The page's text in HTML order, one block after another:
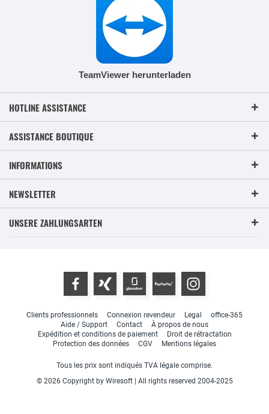
TeamViewer herunterladen
HOTLINE ASSISTANCE
ASSISTANCE BOUTIQUE
INFORMATIONS
NEWSLETTER
UNSERE ZAHLUNGSARTEN
Clients professionnels Connexion revendeur Legal
office-365
Aide / Support
Contact
À propos de nous
Expédition et conditions de paiement
Droit de rétractation
Protection des données
CGV Mentions légales
Tous les prix sont indiqués TVA légale comprise.
© 2026 Copyright by Wiresoft | All rights reserved 2004-2025